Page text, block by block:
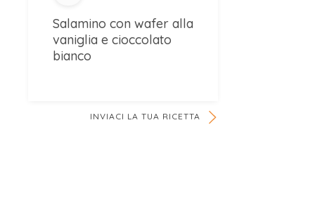
Salamino con wafer alla
vaniglia e cioccolato
bianco
INVIACI LA TUA RICETTA